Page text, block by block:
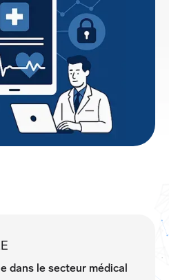
dans le secteur médical